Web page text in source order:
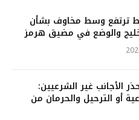
ترتفع وسط مخاوف بشأن
والوضع في مضيق هرمز
الأجانب غير الشرعيين:
أو الترحيل والحرمان من